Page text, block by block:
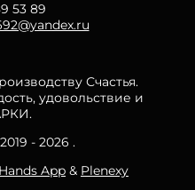
53 89
Счастья.
удовольствие и
- 2026 .
Hands App & Plenexy